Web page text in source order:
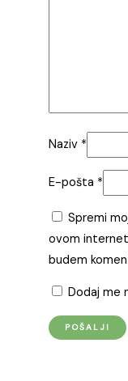
Naziv *
E-pošta *
Spremi
ovom
budem
Dodaj me